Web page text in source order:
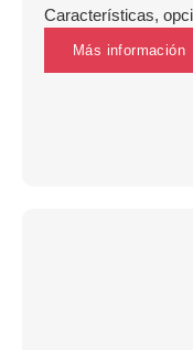
Características,
Más información